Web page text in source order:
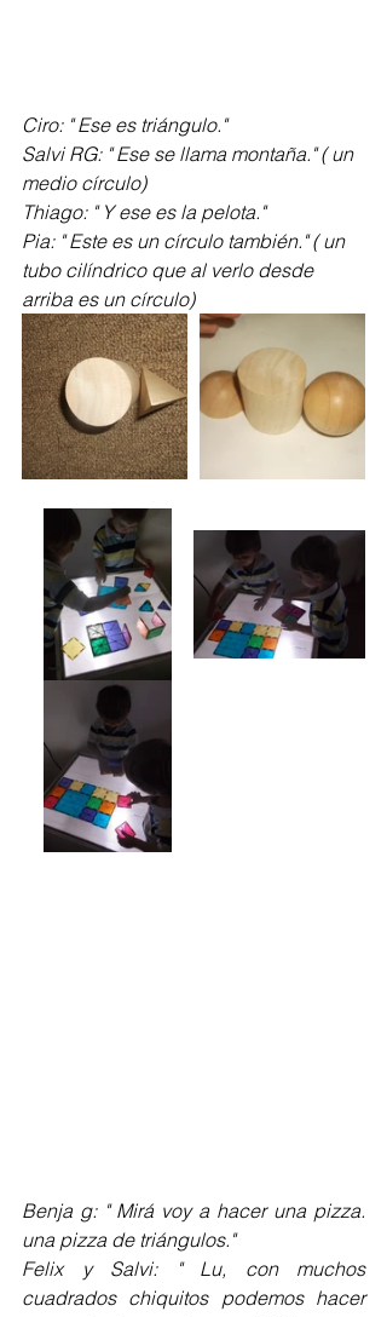
Ciro: " Ese es triángulo."
Salvi RG: " Ese se llama montaña." ( un
medio círculo)
Thiago: " Y ese es la pelota."
Pia: " Este es un círculo también." ( un
tubo cilíndrico que al verlo desde
arriba es un círculo)
Benja g: " Mirá voy a hacer una pizza.
una pizza de triángulos."
Felix y Salvi: " Lu, con muchos
cuadrados chiquitos podemos hacer